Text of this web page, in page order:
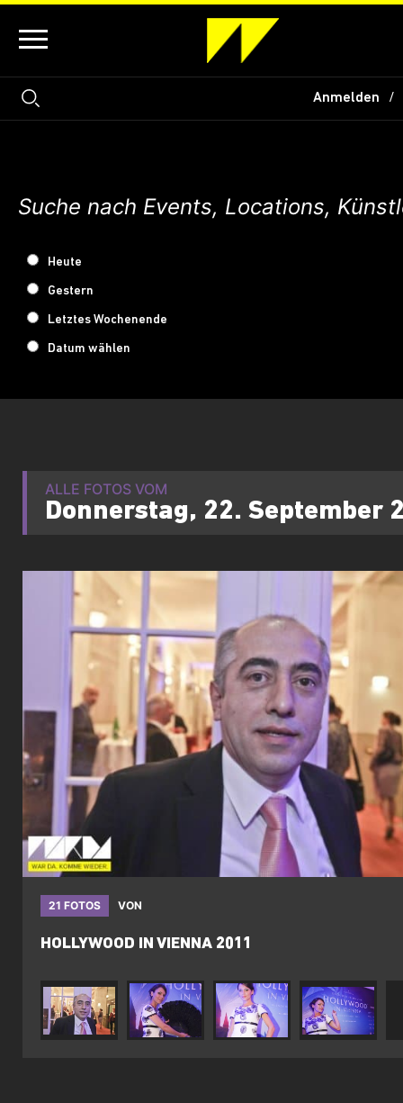
Anmelden
Heute
Gestern
Letztes Wochenende
Datum wählen
ALLE FOTOS VOM
Donnerstag, 22. September
21 FOTOS VON
HOLLYWOOD IN VIENNA 2011